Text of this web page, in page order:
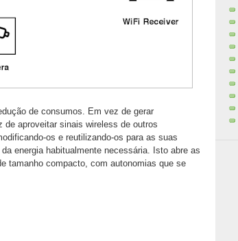
de consumos. Em vez de gerar
aproveitar sinais wireless de outros
os e reutilizando-os para as suas
energia habitualmente necessária. Isto abre as
tamanho compacto, com autonomias que se